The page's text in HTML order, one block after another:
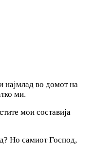
во домот на
ми.
мои составија
Но самиот Господ,